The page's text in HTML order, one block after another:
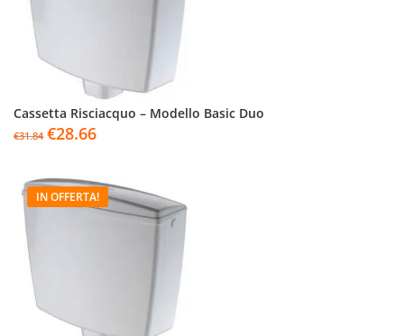
Cassetta Risciacquo – Modello Basic Duo
€31.84 €28.66
IN OFFERTA!